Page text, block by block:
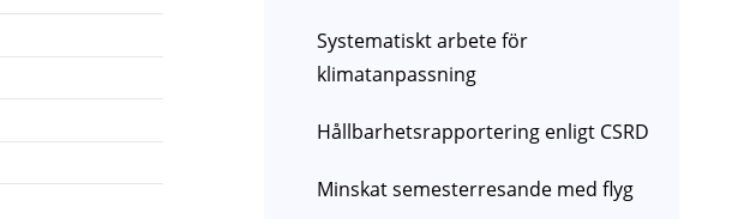
Systematiskt arbete för
klimatanpassning
Hållbarhetsrapportering enligt CSRD
Minskat semesterresande med flyg